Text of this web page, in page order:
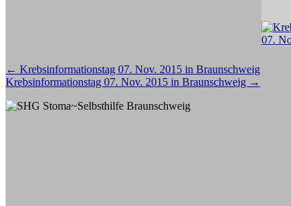
Beitragsnavigation
← Krebsinformationstag 07. Nov. 2015 in Braunschweig
Krebsinformationstag 07. Nov. 2015 in Braunschweig →